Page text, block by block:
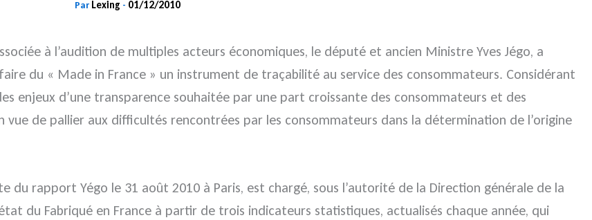
Par Lexing - 01/12/2010
à l’audition de multiples acteurs économiques, le député et ancien Ministre Yves Jégo, a
du « Made in France » un instrument de traçabilité au service des consommateurs. Considérant
enjeux d’une transparence souhaitée par une part croissante des consommateurs et des
vue de pallier aux difficultés rencontrées par les consommateurs dans la détermination de l’origine
du rapport Yégo le 31 août 2010 à Paris, est chargé, sous l’autorité de la Direction générale de la
du Fabriqué en France à partir de trois indicateurs statistiques, actualisés chaque année, qui